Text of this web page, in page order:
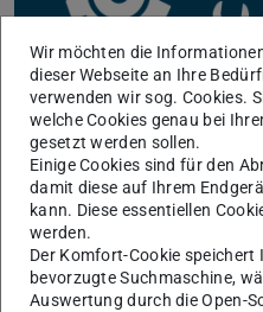
Für IT-Beauftragte und
Wir möchten die
dieser Webseite an Ihre
verwenden wir sog. Cookies.
welche Cookies genau bei
gesetzt werden sollen.
Einige Cookies sind für den
damit diese auf Ihrem
kann. Diese essentiellen
werden.
Der Komfort-Cookie speichert
bevorzugte Suchmaschine,
Auswertung durch die Open-